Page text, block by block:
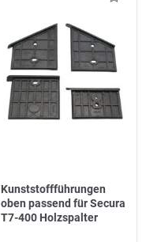
Kunststoffführungen
oben passend für Secura
T7-400 Holzspalter